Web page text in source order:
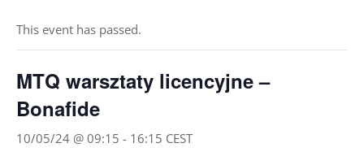
This event has passed.
MTQ warsztaty licencyjne –
Bonafide
10/05/24 @ 09:15 - 16:15 CEST